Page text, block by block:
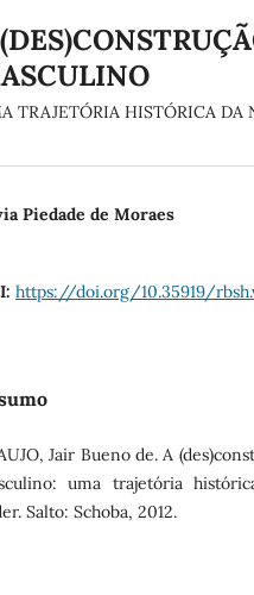
TRAJETÓRIA HISTÓRICA DA
Piedade de Moraes
https://doi.org/10.35919/
Jair Bueno de. A
uma trajetória
Salto: Schoba, 2012.